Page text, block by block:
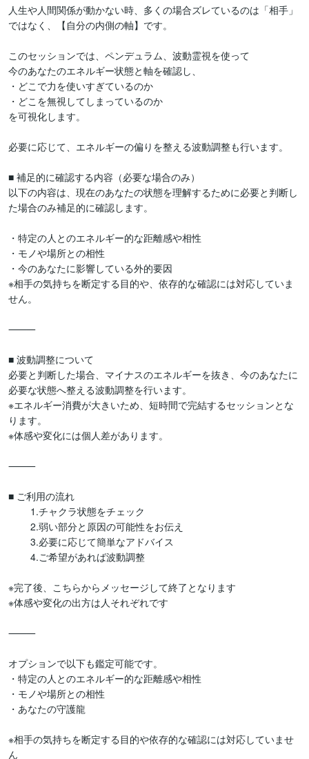
人生や人間関係が動かない時、多くの場合ズレているのは「相手」
ではなく、【自分の内側の軸】です。
このセッションでは、ペンデュラム、波動霊視を使って
今のあなたのエネルギー状態と軸を確認し、
・どこで力を使いすぎているのか
・どこを無視してしまっているのか
を可視化します。
必要に応じて、エネルギーの偏りを整える波動調整も行います。
■ 補足的に確認する内容（必要な場合のみ）
以下の内容は、現在のあなたの状態を理解するために必要と判断し
た場合のみ補足的に確認します。
・特定の人とのエネルギー的な距離感や相性
・モノや場所との相性
・今のあなたに影響している外的要因
※相手の気持ちを断定する目的や、依存的な確認には対応していま
せん。
⸻
■ 波動調整について
必要と判断した場合、マイナスのエネルギーを抜き、今のあなたに
必要な状態へ整える波動調整を行います。
※エネルギー消費が大きいため、短時間で完結するセッションとな
ります。
※体感や変化には個人差があります。
⸻
■ ご利用の流れ
※完了後、こちらからメッセージして終了となります
※体感や変化の出方は人それぞれです
⸻
オプションで以下も鑑定可能です。
・特定の人とのエネルギー的な距離感や相性
・モノや場所との相性
・あなたの守護龍
※相手の気持ちを断定する目的や依存的な確認には対応していませ
ん